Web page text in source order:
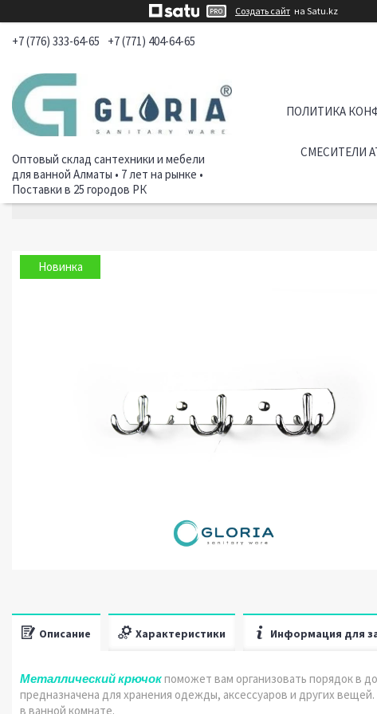
Создать сайт на Satu.kz
+7 (776) 333-64-65 +7 (771) 404-64-65
Оптовый склад сантехники и мебели
для ванной Алматы • 7 лет на рынке •
Поставки в 25 городов РК
ПОЛИТИКА
СМЕСИТЕЛИ
Новинка
Описание Характеристики Информация для
Металлический крючокпоможет вам организовать порядок в
предназначена для хранения одежды, аксессуаров и других
в ванной комнате.